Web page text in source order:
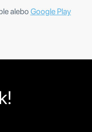
alebo Google Play